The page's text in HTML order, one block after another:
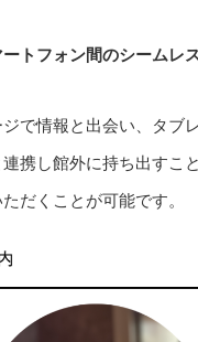
トフォン間のシームレ
で情報と出会い、タブ
携し館外に持ち出すこ
だくことが可能です。